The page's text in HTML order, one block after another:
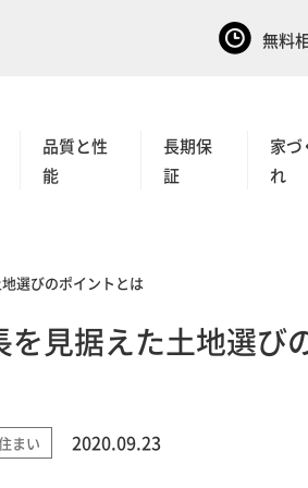
無料
品質と性
能
長期保
証
家づ
れ
選びのポイントとは
を見据えた土地選び
まい 2020.09.23